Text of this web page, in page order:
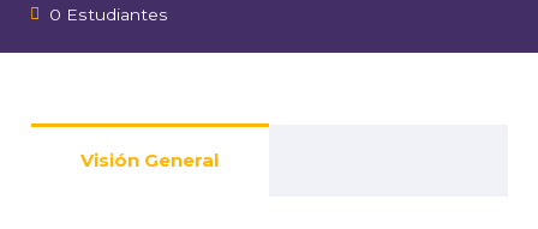
0 Estudiantes
Visión General